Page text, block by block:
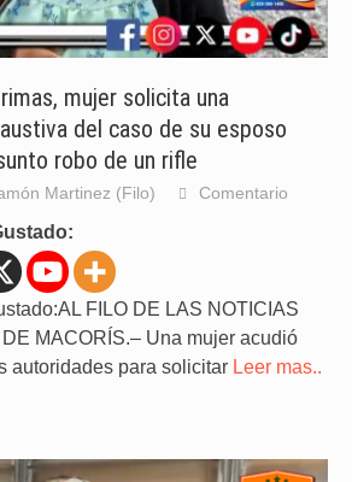
mujer solicita una
del caso de su esposo
robo de un rifle
Martinez (Filo) Comentario
FILO DE LAS NOTICIAS
MACORÍS.– Una mujer acudió
autoridades para solicitar Leer mas..